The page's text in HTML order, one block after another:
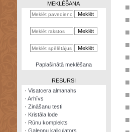
kalkulators
MEKLĒŠANA
Paplašinātā meklēšana
RESURSI
· Visatcera almanahs
· Arhīvs
· Zināšanu testi
· Kristāla lode
· Rūnu komplekts
· Galeonu kalkulators
■
■
■
■
■
■
■
■
■
■